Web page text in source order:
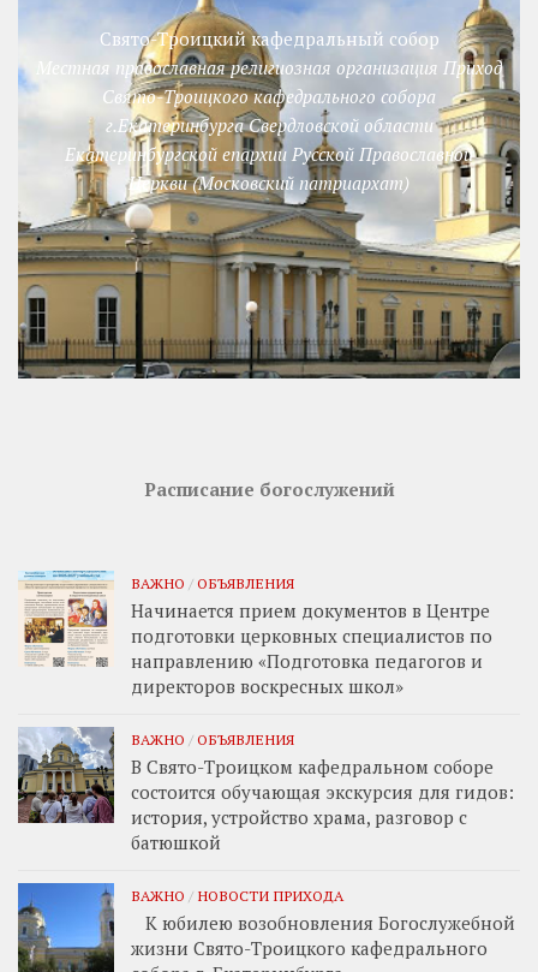
Свято-Троицкий кафедральный собор
Местная православная религиозная организация Приход
Свято-Троицкого кафедрального собора
г.Екатеринбурга Свердловской области
Екатеринбургской епархии Русской Православной
Церкви (Московский патриархат)
Расписание богослужений
ВАЖНО / ОБЪЯВЛЕНИЯ
Начинается прием документов в Центре
подготовки церковных специалистов по
направлению «Подготовка педагогов и
директоров воскресных школ»
ВАЖНО / ОБЪЯВЛЕНИЯ
В Свято-Троицком кафедральном соборе
состоится обучающая экскурсия для гидов:
история, устройство храма, разговор с
батюшкой
ВАЖНО / НОВОСТИ ПРИХОДА
К юбилею возобновления Богослужебной
жизни Свято-Троицкого кафедрального